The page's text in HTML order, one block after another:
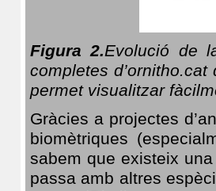
Figura 2.Evolució de
completes
permet visualitzar
Gràcies a projectes
biomètriques
sabem que existeix
passa amb altres